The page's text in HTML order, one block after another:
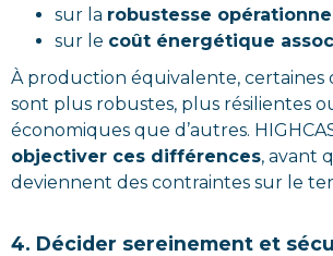
sur la robustesse
sur le coût énergétique
À production équivalente, certaines
sont plus robustes, plus résilientes
économiques que d’autres.
objectiver ces différences, avant
deviennent des contraintes sur le
4. Décider sereinement et